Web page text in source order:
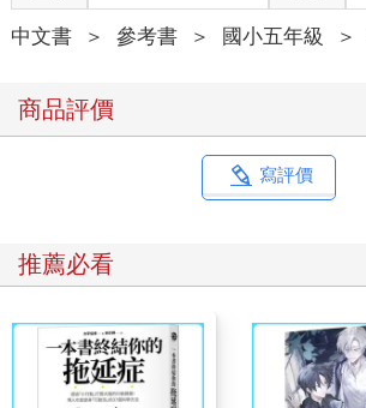
中文書 ＞ 參考書 ＞ 國小五年級 ＞
商品評價
寫評價
推薦必看